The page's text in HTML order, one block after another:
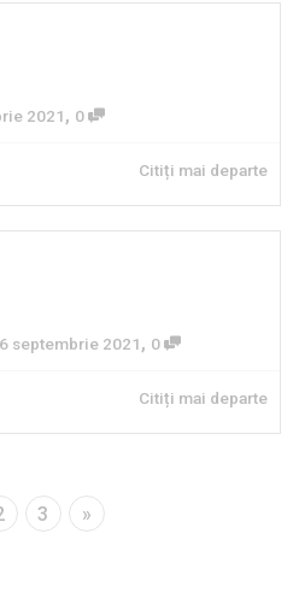
2021, 0
Citiți mai departe
septembrie 2021, 0
Citiți mai departe
3 »